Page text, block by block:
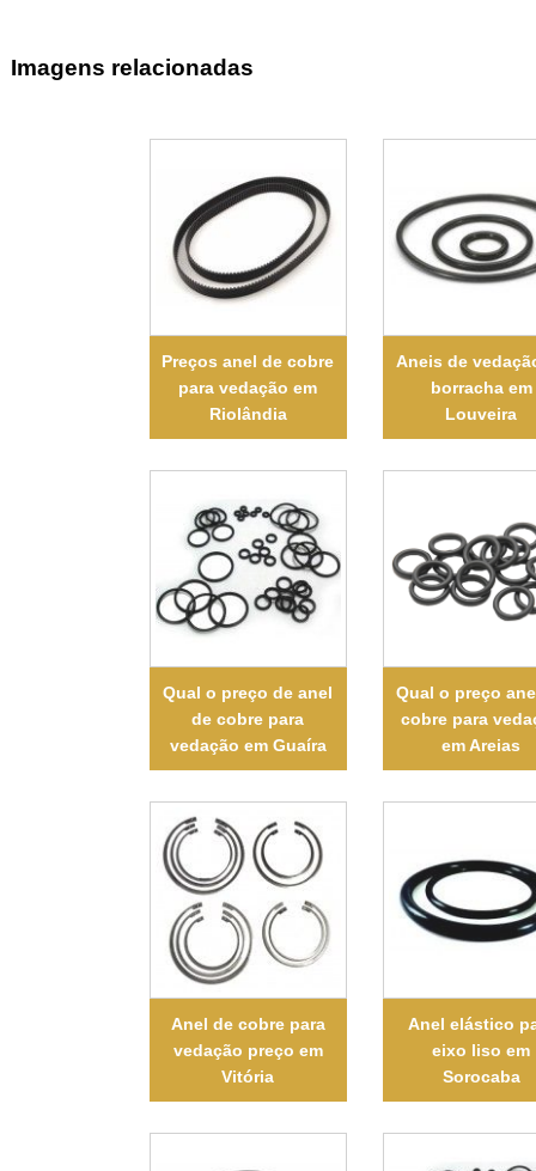
Imagens relacionadas
Preços anel de cobre
para vedação em
Riolândia
Aneis de
borracha em
Louveira
Qual o preço de anel
de cobre para
vedação em Guaíra
Qual o preço
cobre para
em Areias
Anel de cobre para
vedação preço em
Vitória
Anel elástico
eixo liso em
Sorocaba